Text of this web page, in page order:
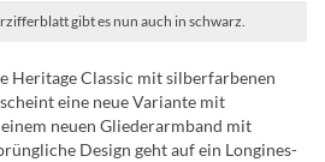
gibt es nun auch in schwarz.
Heritage Classic mit silberfarbenen
eine neue Variante mit
neuen Gliederarmband mit
Design geht auf ein Longines-